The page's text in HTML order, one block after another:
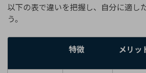
以下の表で違いを把握し、自分に適し
う。
特徴 メリッ